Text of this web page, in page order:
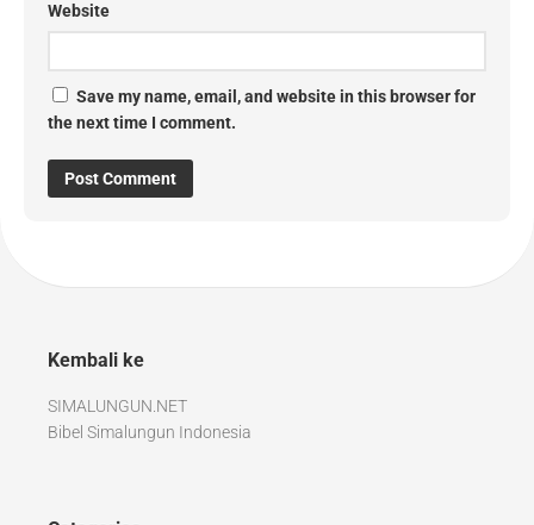
Website
Save my name, email, and website in this browser for
the next time I comment.
Kembali ke
SIMALUNGUN.NET
Bibel Simalungun Indonesia